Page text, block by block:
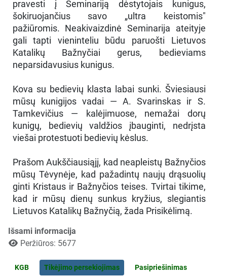
pravesti į Seminariją dėstytojais kunigus,
šokiruojančius savo „ultra keistomis"
pažiūromis. Neakivaizdinė Seminarija ateityje
gali tapti vieninteliu būdu paruošti Lietuvos
Katalikų Bažnyčiai gerus, bedieviams
neparsidavusius kunigus.
Kova su bedievių klasta labai sunki. Šviesiausi
mūsų kunigijos vadai — A. Svarinskas ir S.
Tamkevičius — kalėjimuose, nemažai dorų
kunigų, bedievių valdžios įbauginti, nedrįsta
viešai protestuoti bedievių kėslus.
Prašom Aukščiausiąjį, kad neapleistų Bažnyčios
mūsų Tėvynėje, kad pažadintų naujų drąsuolių
ginti Kristaus ir Bažnyčios teises. Tvirtai tikime,
kad ir mūsų dienų sunkus kryžius, slegiantis
Lietuvos Katalikų Bažnyčią, žada Prisikėlimą.
Išsami informacija
Peržiūros: 5677
KGB Tikėjimo persekiojimas Pasipriešinimas